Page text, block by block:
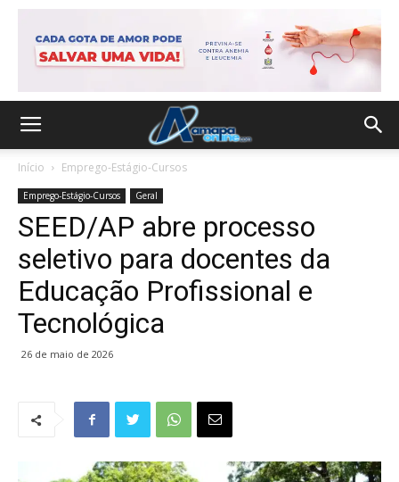
Início Emprego-Estágio-Cursos
Emprego-Estágio-Cursos Geral
SEED/AP abre processo
seletivo para docentes da
Educação Profissional e
Tecnológica
26 de maio de 2026